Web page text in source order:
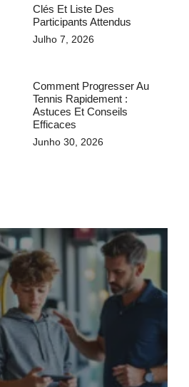
Clés Et Liste Des
Participants Attendus
Julho 7, 2026
Comment Progresser Au
Tennis Rapidement :
Astuces Et Conseils
Efficaces
Junho 30, 2026